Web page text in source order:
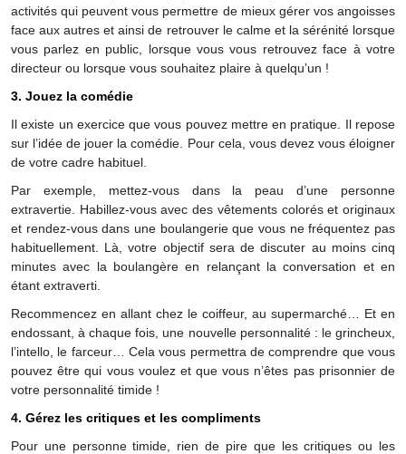
activités qui peuvent vous permettre de mieux gérer vos angoisses
face aux autres et ainsi de retrouver le calme et la sérénité lorsque
vous parlez en public, lorsque vous vous retrouvez face à votre
directeur ou lorsque vous souhaitez plaire à quelqu’un !
3. Jouez la comédie
Il existe un exercice que vous pouvez mettre en pratique. Il repose
sur l’idée de jouer la comédie. Pour cela, vous devez vous éloigner
de votre cadre habituel.
Par exemple, mettez-vous dans la peau d’une personne
extravertie. Habillez-vous avec des vêtements colorés et originaux
et rendez-vous dans une boulangerie que vous ne fréquentez pas
habituellement. Là, votre objectif sera de discuter au moins cinq
minutes avec la boulangère en relançant la conversation et en
étant extraverti.
Recommencez en allant chez le coiffeur, au supermarché… Et en
endossant, à chaque fois, une nouvelle personnalité : le grincheux,
l’intello, le farceur… Cela vous permettra de comprendre que vous
pouvez être qui vous voulez et que vous n’êtes pas prisonnier de
votre personnalité timide !
4. Gérez les critiques et les compliments
Pour une personne timide, rien de pire que les critiques ou les